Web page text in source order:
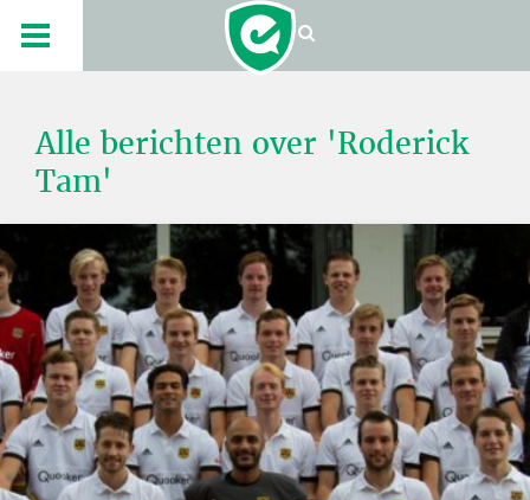
Alle berichten over 'Roderick
Tam'